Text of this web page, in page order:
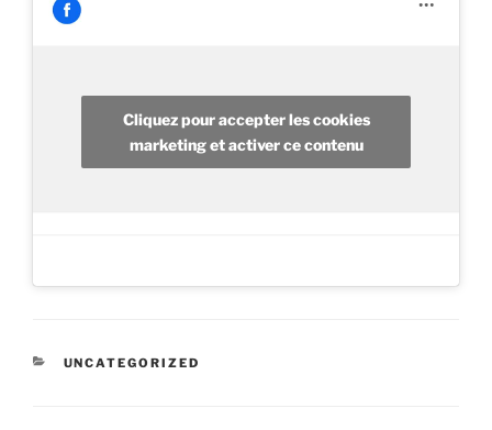
Cliquez pour accepter les cookies
marketing et activer ce contenu
CATÉGORIES
UNCATEGORIZED